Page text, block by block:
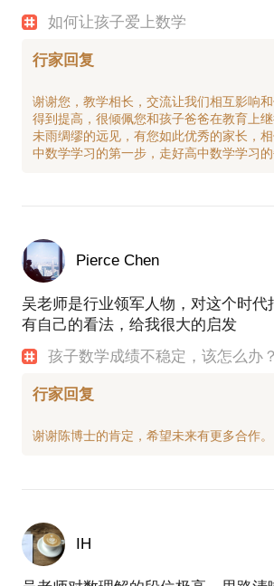
如何让孩子爱上数学
行家回复
谢谢您，教学相长，交流让我们相互影响
得到提高，很倾佩您和孩子爸爸在教育上继
未雨绸缪的远见，有您如此优秀的家长，
Pierce Chen
吴老师是行业领军人物，对这个时代
有自己的看法，给我很大的启发
孩子数学成绩不稳定，该怎么办？
行家回复
IH